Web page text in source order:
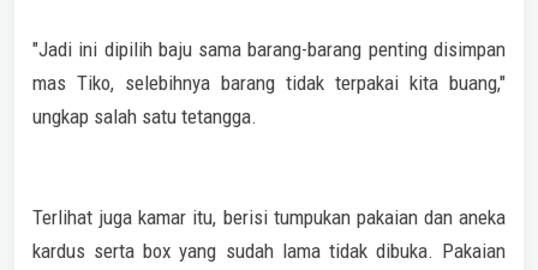
"Jadi ini dipilih baju sama barang-barang penting disimpan
mas Tiko, selebihnya barang tidak terpakai kita buang,"
ungkap salah satu tetangga.
Terlihat juga kamar itu, berisi tumpukan pakaian dan aneka
kardus serta box yang sudah lama tidak dibuka. Pakaian